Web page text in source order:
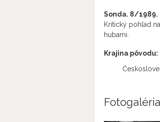
Sonda. 8/
Kritický pohľad
hubami.
Krajina pôvodu:
Fotogaléria